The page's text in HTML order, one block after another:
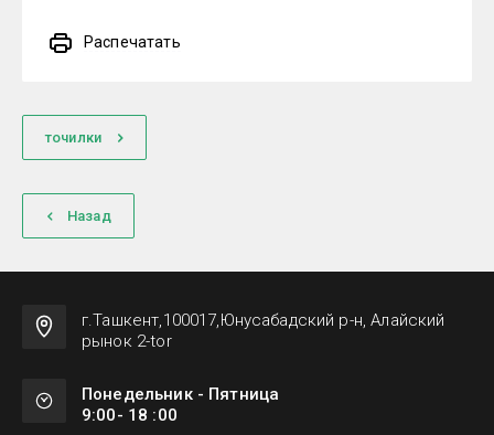
Распечатать
точилки
Назад
г.Ташкент,100017,Юнусабадский р-н, Алайский
рынок 2-tor
Понедельник - Пятница
9:00- 18 :00